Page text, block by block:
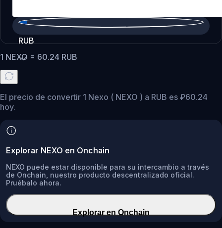
RUB
1 NEXO = 60.24 RUB
El precio de convertir 1 Nexo ( NEXO ) a RUB es ₽60.24
hoy.
Explorar NEXO en Onchain
NEXO puede estar disponible para su intercambio a través
de Onchain, nuestro producto descentralizado oficial.
Pruébalo ahora.
Explorar en Onchain